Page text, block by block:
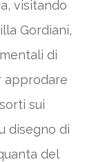
visitando
Gordiani,
di
approdare
sui
disegno di
del